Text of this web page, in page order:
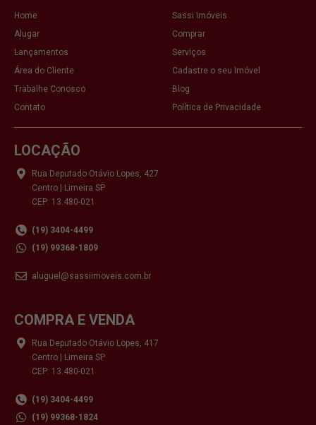
Home
Sassi Imóveis
Alugar
Comprar
Lançamentos
Serviços
Área do Cliente
Cadastre o seu Imóvel
Trabalhe Conosco
Blog
Contato
Política de Privacidade
LOCAÇÃO
Rua Deputado Otávio Lopes, 427
Centro | Limeira SP
CEP: 13.480-021
(19) 3404-4499
(19) 99368-1809
aluguel@sassiimoveis.com.br
COMPRA E VENDA
Rua Deputado Otávio Lopes, 417
Centro | Limeira SP
CEP: 13.480-021
(19) 3404-4499
(19) 99368-1824